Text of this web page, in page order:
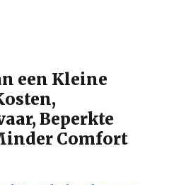
een Kleine
Beperkte
Comfort